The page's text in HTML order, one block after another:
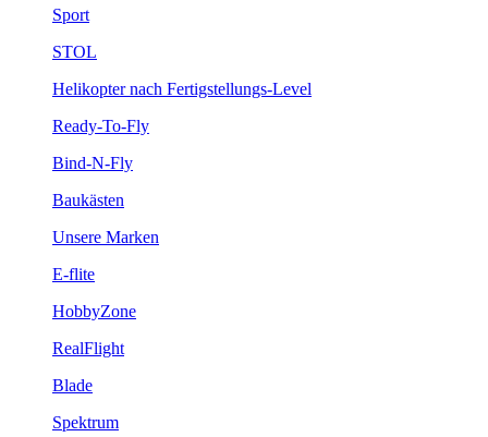
Sport
STOL
Helikopter nach Fertigstellungs-Level
Ready-To-Fly
Bind-N-Fly
Baukästen
Unsere Marken
E-flite
HobbyZone
RealFlight
Blade
Spektrum